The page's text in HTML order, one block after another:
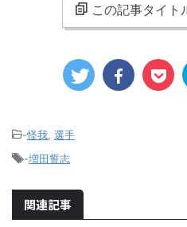
この記事タイト
-怪我 選手
-増田誓志
関連記事